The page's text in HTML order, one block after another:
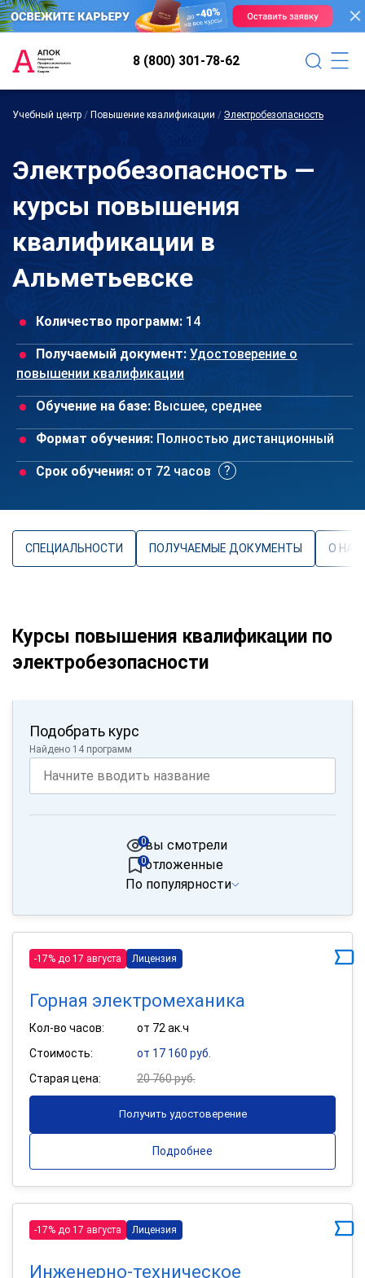
8 (800) 301-78-62
Учебный центр / Повышение квалификации / Электробезопасность
Электробезопасность —
курсы повышения
квалификации в
Альметьевске
Количество программ: 14
Получаемый документ: Удостоверение о
повышении квалификации
Обучение на базе: Высшее, среднее
Формат обучения: Полностью дистанционный
Срок обучения: от 72 часов
СПЕЦИАЛЬНОСТИ ПОЛУЧАЕМЫЕ ДОКУМЕНТЫ О
Курсы повышения квалификации по
электробезопасности
Подобрать курс
Найдено 14 программ
вы смотрели
0
отложенные
0
По популярности
-17% до 17 августа Лицензия
Горная электромеханика
Кол-во часов:
от 72 ак.ч
Стоимость:
от 17 160 руб.
Старая цена:
20 760 руб.
Получить удостоверение
Подробнее
-17% до 17 августа Лицензия
Инженерно-техническое